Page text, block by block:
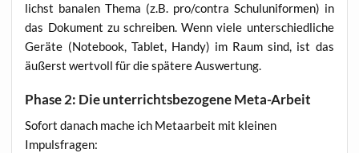
lichst bana­len The­ma (z.B. pro/contra Schul­uni­for­men) in
das Doku­ment zu schrei­ben. Wenn vie­le unter­schied­li­che
Gerä­te (Note­book, Tablet, Han­dy) im Raum sind, ist das
äußerst wert­voll für die spä­te­re Auswertung.
Phase 2: Die unterrichtsbezogene Meta-Arbeit
Sofort danach mache ich Meta­ar­beit mit klei­nen
Impulsfragen: